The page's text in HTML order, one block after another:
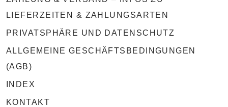
LIEFERZEITEN & ZAHLUNGSARTEN
PRIVATSPHÄRE UND DATENSCHUTZ
ALLGEMEINE GESCHÄFTSBEDINGUNGEN
(AGB)
INDEX
KONTAKT